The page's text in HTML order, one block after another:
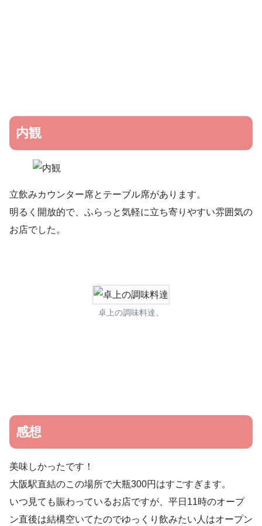
内観
立飲みカウンター席とテーブル席があります。
明るく開放的で、ふらっと気軽に立ち寄りやすい雰囲気の
お店でした。
卓上の調味料達。
感想
美味しかったです！
大阪駅直結のこの場所で大瓶300円はすごすぎます。
いつ見ても賑わっているお店ですが、平日11時のオープ
ン直後は結構空いてたのでゆっくり飲みたい人はオープン